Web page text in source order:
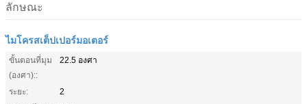
ลักษณะ
ไมโครสเต็ปเปอร์มอเตอร์
ขั้นตอนที่มุม
(องศา)::
22.5 องศา
ระยะ:
2